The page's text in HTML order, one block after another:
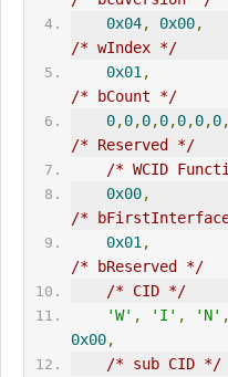
0x04, 0x00,
/* wIndex */
0x01 ,
/* bCount */
0,0,0,0,0,0,0,
/* Reserved */
/* WCID
0x00,
/*
0x01 ,
/* bReserved */
/* CID */
'W' , 'I' , 'N' ,
0x00,
/* sub CID */